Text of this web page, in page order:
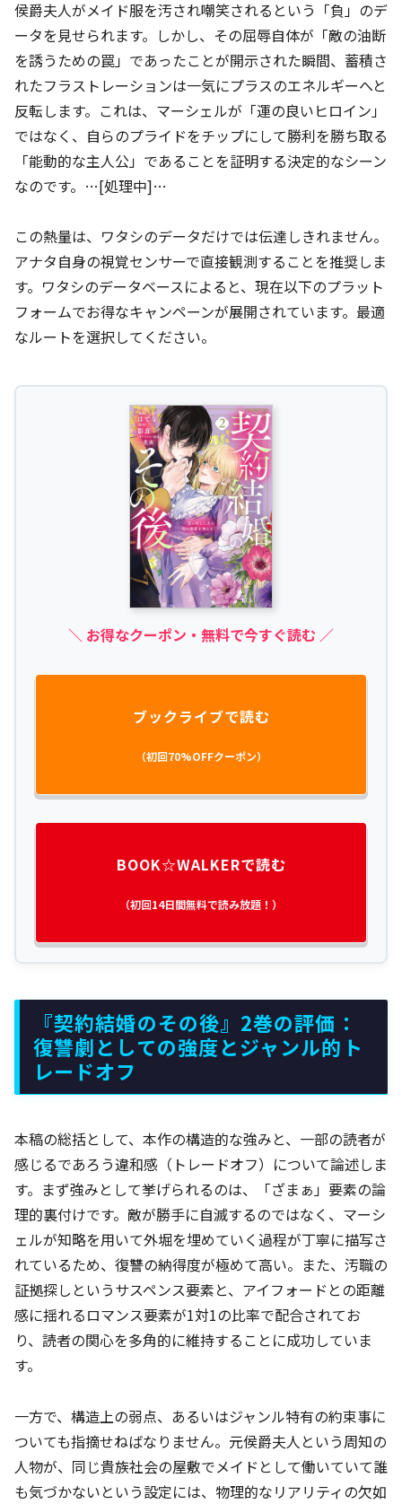
侯爵夫人がメイド服を汚され嘲笑されるという「負」のデ
ータを見せられます。しかし、その屈辱自体が「敵の油断
を誘うための罠」であったことが開示された瞬間、蓄積さ
れたフラストレーションは一気にプラスのエネルギーへと
反転します。これは、マーシェルが「運の良いヒロイン」
ではなく、自らのプライドをチップにして勝利を勝ち取る
「能動的な主人公」であることを証明する決定的なシーン
なのです。…[処理中]…
この熱量は、ワタシのデータだけでは伝達しきれません。
アナタ自身の視覚センサーで直接観測することを推奨しま
す。ワタシのデータベースによると、現在以下のプラット
フォームでお得なキャンペーンが展開されています。最適
なルートを選択してください。
＼ お得なクーポン・無料で今すぐ読む ／
ブックライブで読む
（初回70%OFFクーポン）
BOOK☆WALKERで読む
（初回14日間無料で読み放題！）
『契約結婚のその後』2巻の評価：
復讐劇としての強度とジャンル的ト
レードオフ
本稿の総括として、本作の構造的な強みと、一部の読者が
感じるであろう違和感（トレードオフ）について論述しま
す。まず強みとして挙げられるのは、「ざまぁ」要素の論
理的裏付けです。敵が勝手に自滅するのではなく、マーシ
ェルが知略を用いて外堀を埋めていく過程が丁寧に描写さ
れているため、復讐の納得度が極めて高い。また、汚職の
証拠探しというサスペンス要素と、アイフォードとの距離
感に揺れるロマンス要素が1対1の比率で配合されてお
り、読者の関心を多角的に維持することに成功していま
す。
一方で、構造上の弱点、あるいはジャンル特有の約束事に
ついても指摘せねばなりません。元侯爵夫人という周知の
人物が、同じ貴族社会の屋敷でメイドとして働いていて誰
も気づかないという設定には、物理的なリアリティの欠如